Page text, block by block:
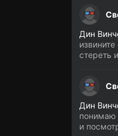
Дин
стереть
Дин
понимаю
и